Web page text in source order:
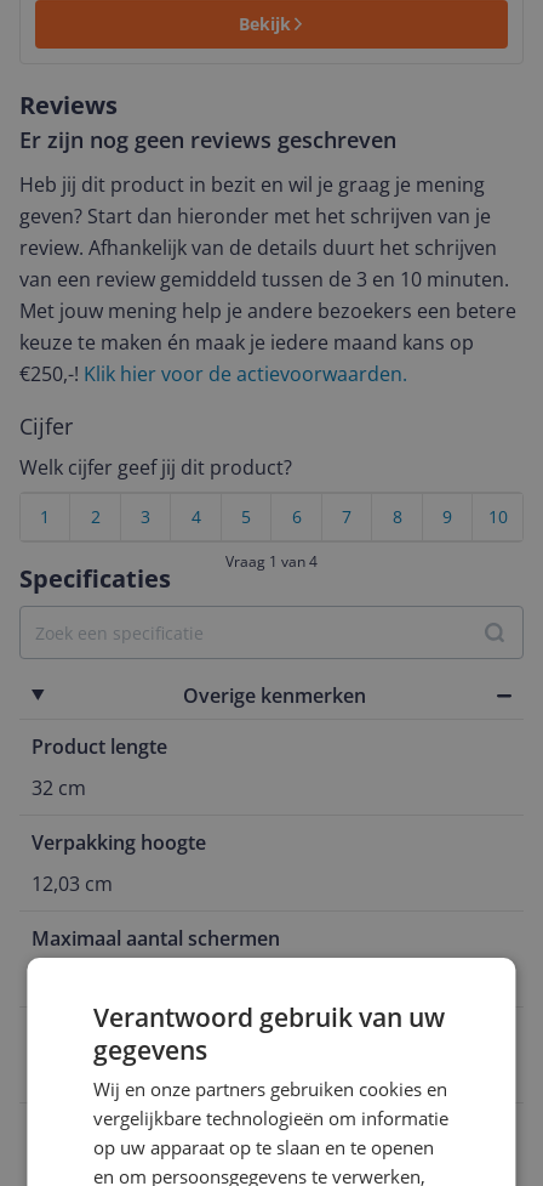
Bekijk
Specificaties
Overige kenmerken
Product lengte
32 cm
Verpakking hoogte
12,03 cm
Maximaal aantal schermen
Chipfabrikant
Bustype
PCI Express x16 5.0
Reviews
Er zijn nog geen reviews geschreven
Heb jij dit product in bezit en wil je graag je mening
geven? Start dan hieronder met het schrijven van je
review. Afhankelijk van de details duurt het schrijven
van een review gemiddeld tussen de 3 en 10 minuten.
Met jouw mening help je andere bezoekers een betere
keuze te maken én maak je iedere maand kans op
€250,-! Klik hier voor de actievoorwaarden.
Cijfer
Welk cijfer geef jij dit product?
10
9
8
7
6
5
4
3
2
1
Vraag 1 van 4
Verantwoord gebruik van uw
gegevens
Wij en onze partners gebruiken cookies en
vergelijkbare technologieën om informatie
op uw apparaat op te slaan en te openen
en om persoonsgegevens te verwerken,